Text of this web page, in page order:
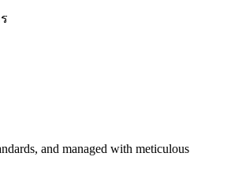
and managed with meticulous